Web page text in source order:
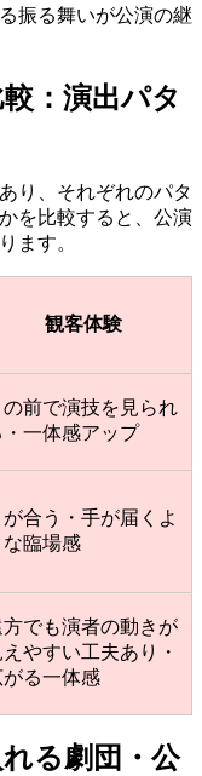
振る舞いが公演の継
：演出パタ
り、それぞれのパタ
を比較すると、公演
ます。
観客体験
の前で演技を見られ
・一体感アップ
が合う・手が届くよ
な臨場感
方でも演者の動きが
えやすい工夫あり・
がる一体感
る劇団・公